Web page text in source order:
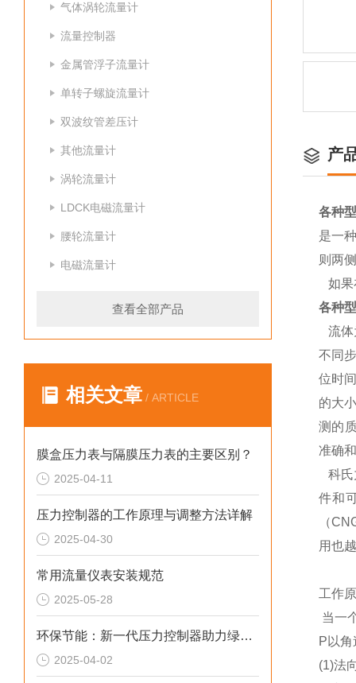
气体涡轮流量计
流量控制器
金属管浮子流量计
单转子螺旋流量计
双波纹管差压计
其他流量计
涡轮流量计
LDCK电磁流量计
腰轮流量计
电磁流量计
查看全部产品
相关文章 / ARTICLE
膜盒压力表与隔膜压力表的主要区别？
2025-04-11
压力控制器的工作原理与调整方法详解
2025-04-30
常用流量仪表安装规范
2025-05-28
环保节能：新一代压力控制器助力绿色制造
2025-04-02
产
各种
是一
则两
如果
各种
流体
不同
位时
的大
测的
准确
科氏
件和
（
用也
工作
当一
P以
(1)法